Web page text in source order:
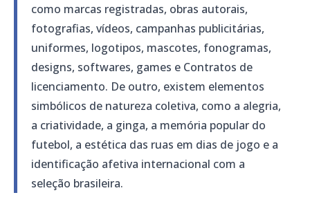
como marcas registradas, obras autorais,
fotografias, vídeos, campanhas publicitárias,
uniformes, logotipos, mascotes, fonogramas,
designs, softwares, games e Contratos de
licenciamento. De outro, existem elementos
simbólicos de natureza coletiva, como a alegria,
a criatividade, a ginga, a memória popular do
futebol, a estética das ruas em dias de jogo e a
identificação afetiva internacional com a
seleção brasileira.